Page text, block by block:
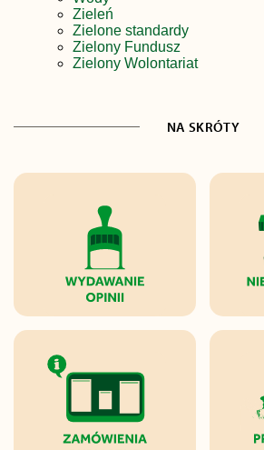
Zieleń
Zielone standardy
Zielony Fundusz
Zielony Wolontariat
NA SKRÓTY